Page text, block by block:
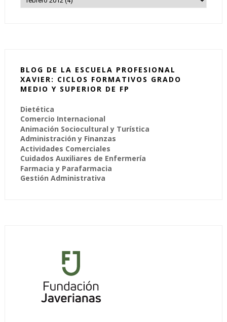
BLOG DE LA ESCUELA PROFESIONAL
XAVIER: CICLOS FORMATIVOS GRADO
MEDIO Y SUPERIOR DE FP
Dietética
Comercio Internacional
Animación Sociocultural y Turística
Administración y Finanzas
Actividades Comerciales
Cuidados Auxiliares de Enfermería
Farmacia y Parafarmacia
Gestión Administrativa